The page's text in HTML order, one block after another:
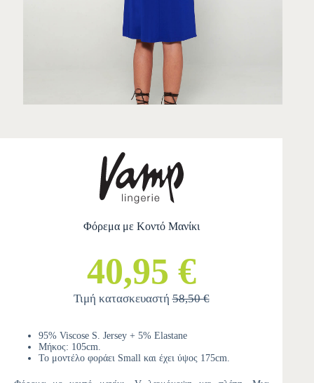
Φόρεμα με Κοντό Μανίκι
40,95 €
Τιμή κατασκευαστή58,50 €
95% Viscose S. Jersey + 5% Elastane
Μήκος: 105cm.
Το μοντέλο φοράει Small και έχει ύψος 175cm.